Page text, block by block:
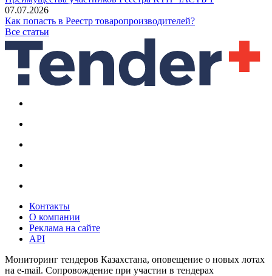
07.07.2026
Как попасть в Реестр товаропроизводителей?
Все статьи
Контакты
О компании
Реклама на сайте
API
Мониторинг тендеров Казахстана, оповещение о новых лотах
на e-mail. Сопровождение при участии в тендерах